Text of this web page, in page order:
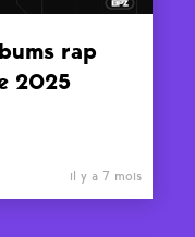
rap
2025
il y a 7 mois